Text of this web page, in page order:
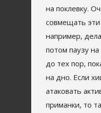
на поклевку.
совмещать
например,
потом паузу
до тех пор,
на дно. Если
атаковать
приманки, то